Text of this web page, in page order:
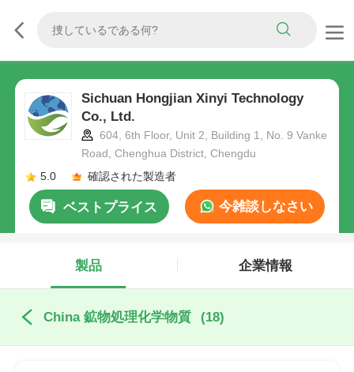
Sichuan Hongjian Xinyi Technology
Co., Ltd.
604, 6th Floor, Unit 2, Building 1, No. 9 Vanke
Road, Chenghua District, Chengdu
5.0
確認された製造者
ベストプライス 今雑談しなさい
製品 企業情報
China 鉱物処理化学物質 (18)